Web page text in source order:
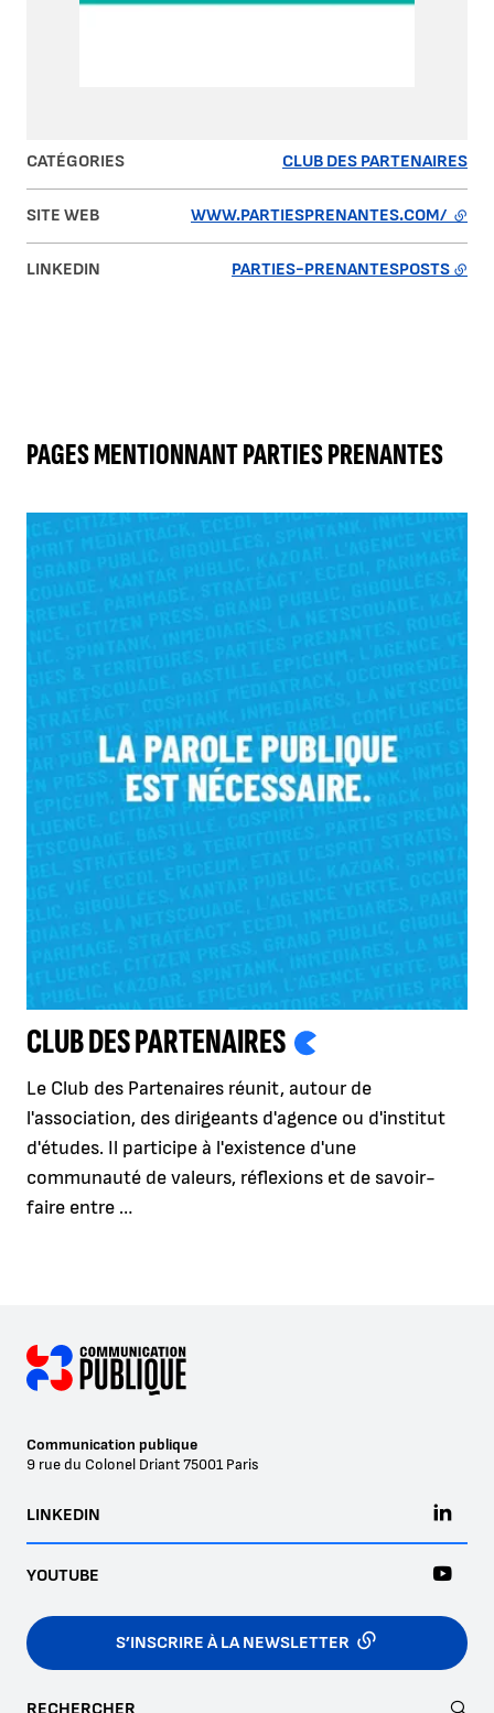
CATÉGORIES CLUB DES PARTENAIRES
SITE WEB WWW.PARTIESPRENANTES.COM/ -
LINKEDIN PARTIES-PRENANTESPOSTS
PAGES MENTIONNANT PARTIES PRENANTES
CLUB DES PARTENAIRES
Le Club des Partenaires réunit, autour de
l'association, des dirigeants d'agence ou d'institut
d'études. Il participe à l'existence d'une
communauté de valeurs, réflexions et de savoir-
faire entre …
Communication publique
9 rue du Colonel Driant75001 Paris
S’INSCRIRE À LA NEWSLETTER
LINKEDIN
YOUTUBE